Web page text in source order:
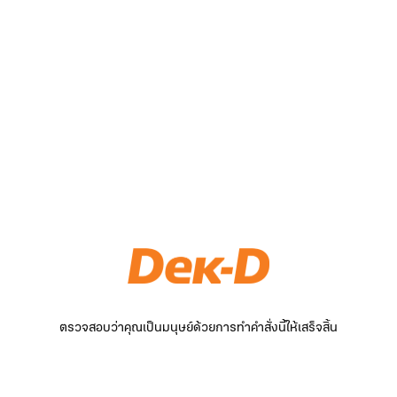
ตรวจสอบว่าคุณเป็นมนุษย์ด้วยการทำคำสั่งนี้ให้เสร็จสิ้น